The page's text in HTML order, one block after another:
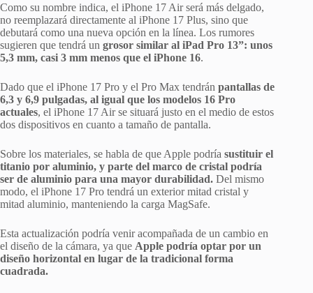
Como su nombre indica, el iPhone 17 Air será más delgado,
no reemplazará directamente al iPhone 17 Plus, sino que
debutará como una nueva opción en la línea. Los rumores
sugieren que tendrá un grosor similar al iPad Pro 13”: unos
5,3 mm, casi 3 mm menos que el iPhone 16.
Dado que el iPhone 17 Pro y el Pro Max tendrán pantallas de
6,3 y 6,9 pulgadas, al igual que los modelos 16 Pro
actuales, el iPhone 17 Air se situará justo en el medio de estos
dos dispositivos en cuanto a tamaño de pantalla.
Sobre los materiales, se habla de que Apple podría sustituir el
titanio por aluminio, y parte del marco de cristal podría
ser de aluminio para una mayor durabilidad. Del mismo
modo, el iPhone 17 Pro tendrá un exterior mitad cristal y
mitad aluminio, manteniendo la carga MagSafe.
Esta actualización podría venir acompañada de un cambio en
el diseño de la cámara, ya que Apple podría optar por un
diseño horizontal en lugar de la tradicional forma
cuadrada.